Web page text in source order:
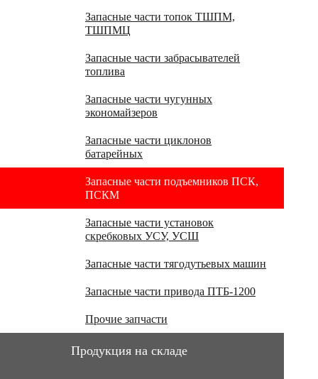
Запасные части топок ТШПМ,
ТШПМЦ
Запасные части забрасывателей
топлива
Запасные части чугунных
экономайзеров
Запасные части циклонов
батарейных
Запасные части подъемников ПСК,
ПСКМ
Запасные части установок
скребковых УСУ, УСШ
Запасные части тягодутьевых машин
Запасные части привода ПТБ-1200
Прочие запчасти
Продукция на складе